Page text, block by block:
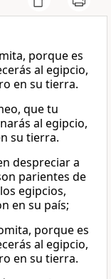
porque es
al egipcio,
en su tierra.
que tu
al egipcio,
su tierra.
despreciar a
parientes de
egipcios,
en su país;
porque es
al egipcio,
en su tierra.